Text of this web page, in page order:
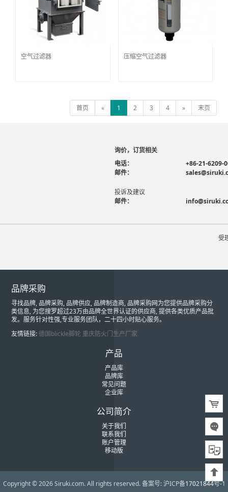
空气过滤器 压缩空气过滤器
首页 « 1 2 3 4 » 末页
询价，订货相关
电话：
+86-21-6209-
邮件：
投诉及建议
邮件：
受
品牌采购
寻找品牌, 品牌采购, 品牌供应, 品牌制造商, 品牌采购网为您提供品牌采购分
类信息, 为您搜罗超过23万由品牌全世界认证的供应商, 提供各类优质产品批
发。服务针对性强,专业服务团队，二十四小时贴心服务。
友情链接:德国blickle脚轮 重庆防火门生产厂家
产品
产品库
品牌库
常见问题
企业库
公司简介
关于我们
联系我们
账户管理
移动版
Copyright © 2026 Siruki.com. All rights reserved.备案号: 沪ICP备17021844号-1